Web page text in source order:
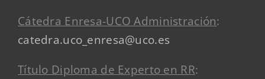
Cátedra Enresa-UCO Administración:
catedra.uco_enresa@uco.es
Título Diploma de Experto en RR: